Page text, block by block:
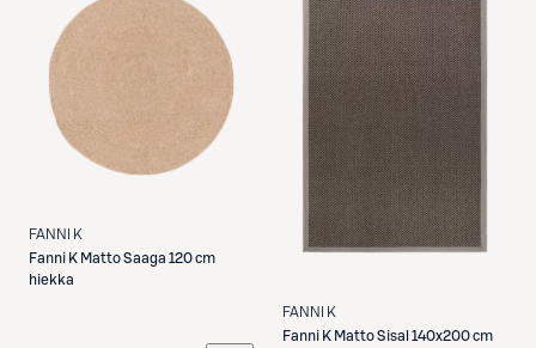
FANNI K
Fanni K Matto Saaga 120 cm
hiekka
FANNI K
Fanni K Matto Sisal 140x200 cm